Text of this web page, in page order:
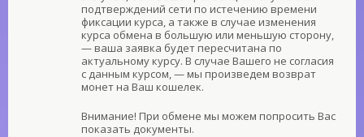
подтверждений сети по истечению времени
фиксации курса, а также в случае изменения
курса обмена в большую или меньшую сторону,
— ваша заявка будет пересчитана по
актуальному курсу. В случае Вашего не согласия
с данным курсом, — мы произведем возврат
монет на Ваш кошелек.
Внимание! При обмене мы можем попросить Вас
показать документы.